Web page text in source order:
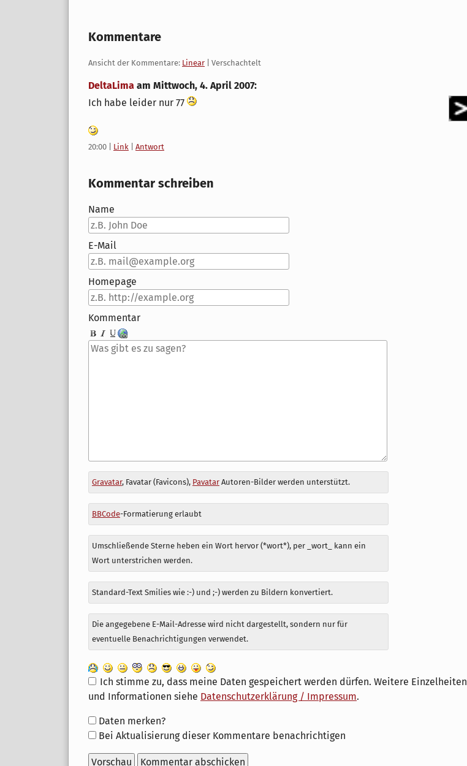
Kommentare
Ansicht der Kommentare: Linear | Verschachtelt
DeltaLima am Mittwoch, 4. April 2007:
Ich habe leider nur 77
20:00 Link Antwort
Kommentar schreiben
Name
E-Mail
Homepage
Kommentar
Antwort
zu
Gravatar, Favatar (Favicons), PavatarAutoren-Bilder werden unterstützt.
BBCode-Formatierung erlaubt
Umschließende Sterne heben ein Wort hervor (*wort*), per _wort_ kann ein
Wort unterstrichen werden.
Standard-Text Smilies wie :-) und ;-) werden zu Bildern konvertiert.
Die angegebene E-Mail-Adresse wird nicht dargestellt, sondern nur für
eventuelle Benachrichtigungen verwendet.
Ich stimme zu, dass meine Daten gespeichert werden dürfen. Weitere Einzelheiten
und Informationen siehe Datenschutzerklärung / Impressum.
Formular-
Optionen
Daten merken?
Bei Aktualisierung dieser Kommentare benachrichtigen